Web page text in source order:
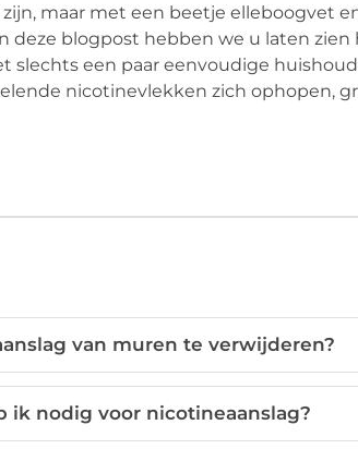
maar met een beetje elleboogvet
deze blogpost hebben we u laten zien
slechts een paar eenvoudige
nicotinevlekken zich ophopen,
van muren te verwijderen?
ik nodig voor nicotineaanslag?